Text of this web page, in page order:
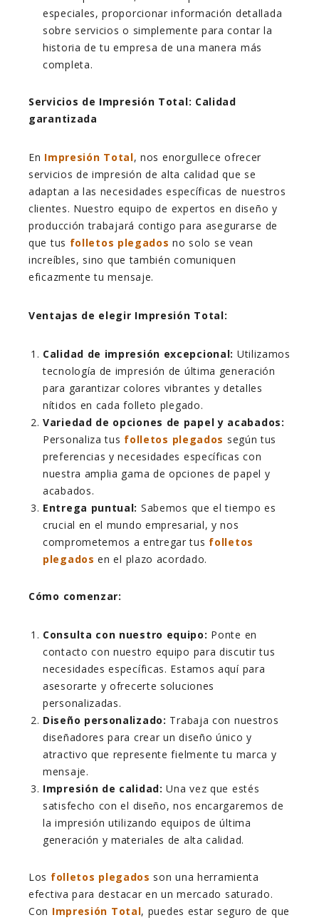
especiales, proporcionar información detallada
sobre servicios o simplemente para contar la
historia de tu empresa de una manera más
completa.
Servicios de Impresión Total: Calidad
garantizada
En Impresión Total, nos enorgullece ofrecer
servicios de impresión de alta calidad que se
adaptan a las necesidades específicas de nuestros
clientes. Nuestro equipo de expertos en diseño y
producción trabajará contigo para asegurarse de
que tus folletos plegados no solo se vean
increíbles, sino que también comuniquen
eficazmente tu mensaje.
Ventajas de elegir Impresión Total:
Calidad de impresión excepcional: Utilizamos
tecnología de impresión de última generación
para garantizar colores vibrantes y detalles
nítidos en cada folleto plegado.
Variedad de opciones de papel y acabados:
Personaliza tus folletos plegados según tus
preferencias y necesidades específicas con
nuestra amplia gama de opciones de papel y
acabados.
Entrega puntual: Sabemos que el tiempo es
crucial en el mundo empresarial, y nos
comprometemos a entregar tus folletos
plegados en el plazo acordado.
Cómo comenzar:
Consulta con nuestro equipo: Ponte en
contacto con nuestro equipo para discutir tus
necesidades específicas. Estamos aquí para
asesorarte y ofrecerte soluciones
personalizadas.
Diseño personalizado: Trabaja con nuestros
diseñadores para crear un diseño único y
atractivo que represente fielmente tu marca y
mensaje.
Impresión de calidad: Una vez que estés
satisfecho con el diseño, nos encargaremos de
la impresión utilizando equipos de última
generación y materiales de alta calidad.
Los folletos plegados son una herramienta
efectiva para destacar en un mercado saturado.
Con Impresión Total, puedes estar seguro de que